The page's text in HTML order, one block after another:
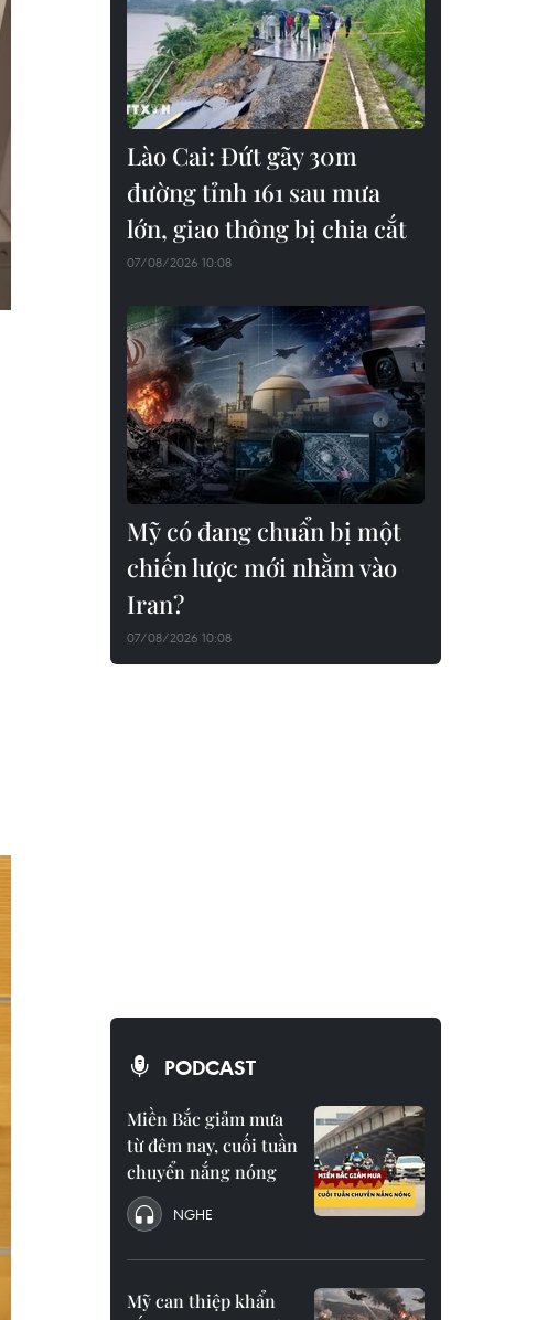
Lào Cai: Đứt gãy 30m
đường tỉnh 161 sau mưa
lớn, giao thông bị chia cắt
07/08/2026 10:08
Mỹ có đang chuẩn bị một
chiến lược mới nhằm vào
Iran?
07/08/2026 10:08
PODCAST
Miền Bắc giảm mưa
từ đêm nay, cuối tuần
chuyển nắng nóng
NGHE
Mỹ can thiệp khẩn